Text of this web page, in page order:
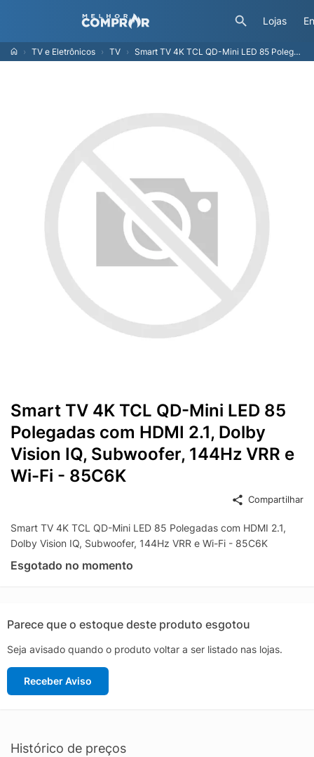
Lojas
TV e Eletrônicos TV Smart TV 4K TCL QD-Mini LED 85 Polegadas com HDMI 2.1, Dolby Vision IQ, Subwoofer, 144Hz VRR e Wi-Fi - 85C6K
Smart TV 4K TCL QD-Mini LED 85
Polegadas com HDMI 2.1, Dolby
Vision IQ, Subwoofer, 144Hz VRR e
Wi-Fi - 85C6K
Compartilhar
Smart TV 4K TCL QD-Mini LED 85 Polegadas com HDMI 2.1,
Dolby Vision IQ, Subwoofer, 144Hz VRR e Wi-Fi - 85C6K
Esgotado no momento
Parece que o estoque deste produto esgotou
Seja avisado quando o produto voltar a ser listado nas lojas.
Receber Aviso
Histórico de preços